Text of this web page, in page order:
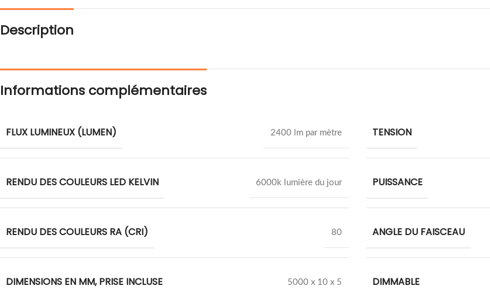
Description
Informations complémentaires
FLUX LUMINEUX (LUMEN) 2400 lm par mètre TENSION
RENDU DES COULEURS LED KELVIN 6000k lumière du jour PUISSANCE
RENDU DES COULEURS RA (CRI) 80 ANGLE DU FAISCEAU
DIMENSIONS EN MM, PRISE INCLUSE 5000 x 10 x 5 DIMMABLE